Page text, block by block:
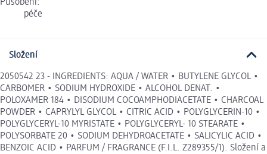
Působení:
péče
Složení
2050542 23 - INGREDIENTS: AQUA / WATER • BUTYLENE GLYCOL •
CARBOMER • SODIUM HYDROXIDE • ALCOHOL DENAT. •
POLOXAMER 184 • DISODIUM COCOAMPHODIACETATE • CHARCOAL
POWDER • CAPRYLYL GLYCOL • CITRIC ACID • POLYGLYCERIN-10 •
POLYGLYCERYL-10 MYRISTATE • POLYGLYCERYL- 10 STEARATE •
POLYSORBATE 20 • SODIUM DEHYDROACETATE • SALICYLIC ACID •
BENZOIC ACID • PARFUM / FRAGRANCE (F.I.L. Z289355/1). Složení a